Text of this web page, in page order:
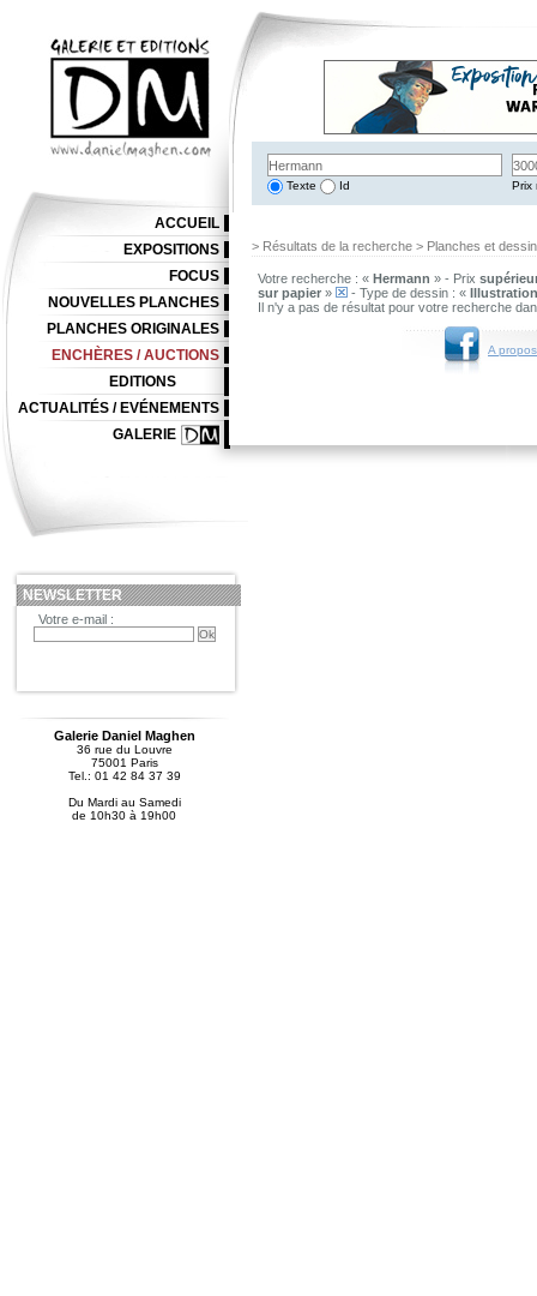
Texte Id Prix
> Résultats de la recherche > Planches et
Votre recherche : « Hermann » - Prix
sur papier » - Type de dessin : «
Il n'y a pas de résultat pour votre recherche
A
ACCUEIL
EXPOSITIONS
FOCUS
NOUVELLES PLANCHES
PLANCHES ORIGINALES
ENCHÈRES / AUCTIONS
EDITIONS
ACTUALITÉS / EVÉNEMENTS
GALERIE
NEWSLETTER
Votre e-mail :
Galerie Daniel Maghen
36 rue du Louvre
75001 Paris
Tel.: 01 42 84 37 39
Du Mardi au Samedi
de 10h30 à 19h00